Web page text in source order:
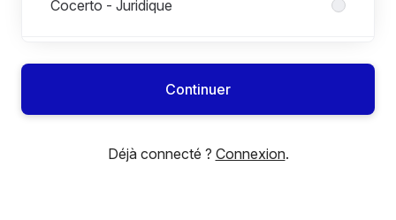
Cocerto - Juridique
Cocerto - Paie / social
Continuer
Déjà connecté ? Connexion.